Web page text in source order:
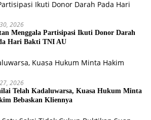
2026
Menggala Partisipasi Ikuti Donor Darah
Hari Bakti TNI AU
2026
Telah Kadaluwarsa, Kuasa Hukum Minta
Bebaskan Kliennya